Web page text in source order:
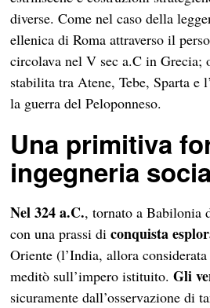
diverse. Come nel caso della
ellenica di Roma attraverso il
circolava nel V sec a.C in Grecia;
stabilita tra Atene, Tebe, Sparta e
la guerra del Peloponneso.
Una primitiva
ingegneria
Nel 324 a.C., tornato a Babilonia
con una prassi diconquista
Oriente (l’India, allora
meditò sull’impero istituito.Gli
sicuramente dall’osservazione di